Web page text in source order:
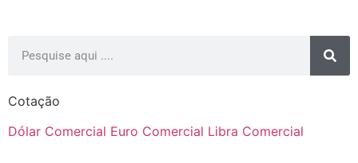
Cotação
Dólar Comercial Euro Comercial Libra Comercial